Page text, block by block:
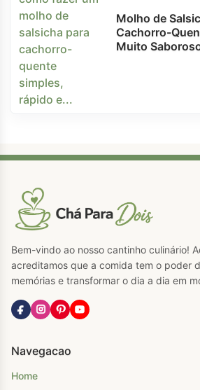
Molho de
Cachorro-
Muito
Bem-vindo ao nosso cantinho culinário!
acreditamos que a comida tem o poder
memórias e transformar o dia a dia em
Navegacao
Home